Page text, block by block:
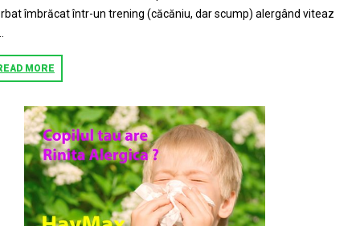
îmbrăcat într-un trening (căcăniu, dar scump) alergând viteaz
MORE